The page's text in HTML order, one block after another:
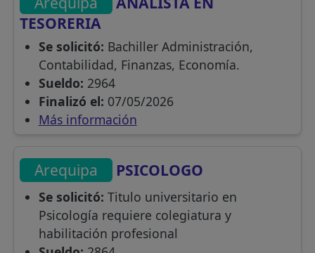
TESORERIA
Se solicitó: Bachiller Administración,
Contabilidad, Finanzas, Economía.
Sueldo: 2964
Finalizó el: 07/05/2026
Más información
Arequipa PSICOLOGO
Se solicitó: Titulo universitario en
Psicología requiere colegiatura y
habilitación profesional